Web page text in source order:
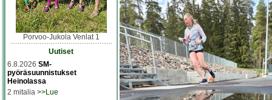
Porvoo-Jukola Venlat 1
Uutiset
6.8.2026 SM-
pyöräsuunnistukset
Heinolassa
2 mitalia >>Lue